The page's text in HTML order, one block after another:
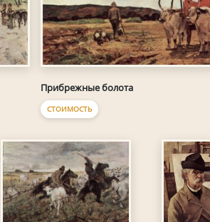
Прибрежные болота
СТОИМОСТЬ